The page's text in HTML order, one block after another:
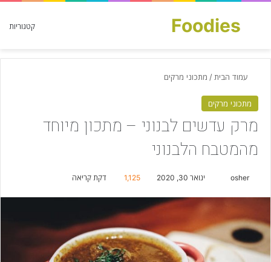
קטגוריות Foodies
חפש עבור
עמוד הבית / מתכוני מרקים
מתכוני מרקים
מרק עדשים לבנוני – מתכון מיוחד
מהמטבח הלבנוני
osher
d
ינואר 30, 2020 1,125 דקת קריאה